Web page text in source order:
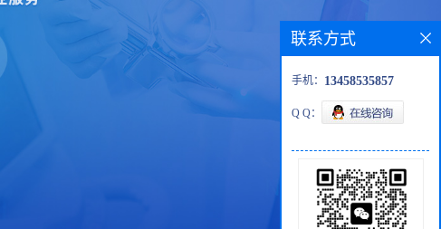
联系方式
手机： 13458535857
Q Q：